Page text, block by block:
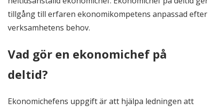
tillgång till erfaren ekonomikompetens anpassad efter
verksamhetens behov.
Vad gör en ekonomichef på
deltid?
Ekonomichefens uppgift är att hjälpa ledningen att